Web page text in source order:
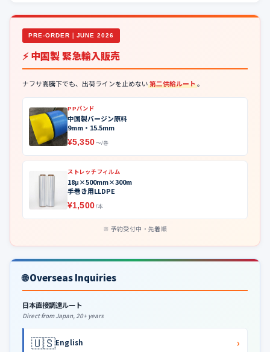
PRE-ORDER｜JUNE 2026
⚡ 中国製 緊急輸入販売
ナフサ高騰下でも、出荷ラインを止めない第二供給ルート。
PPバンド
中国製バージン原料
9mm・15.5mm
¥5,350 〜/巻
ストレッチフィルム
18μ×500mm×300m
手巻き用LLDPE
¥1,500 /本
予約受付中・先着順
🌐 Overseas Inquiries
日本直接調達ルート
Direct from Japan, 20+ years
🇺🇸English ›